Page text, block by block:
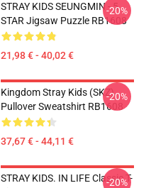
STRAY KIDS SEUNGMIN - 5
STAR Jigsaw Puzzle RB1608
21,98 € - 40,02 €
-20%
Kingdom Stray Kids (SKZ)
Pullover Sweatshirt RB1608
37,67 € - 44,11 €
-20%
STRAY KIDS. IN LIFE Classic T-
-20%